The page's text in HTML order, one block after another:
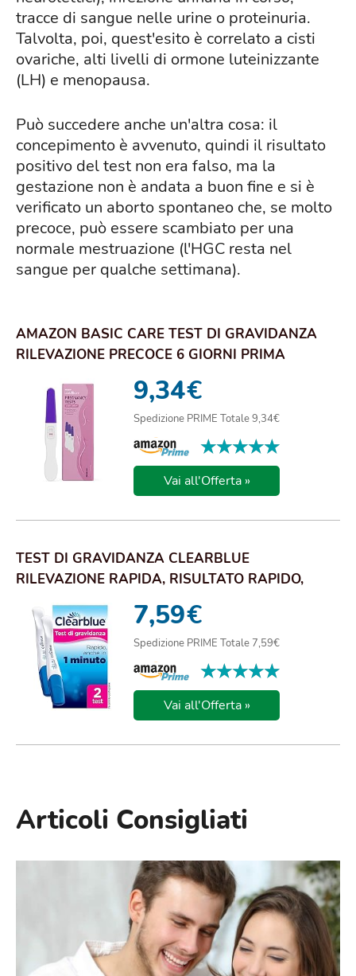
tracce di sangue nelle urine o proteinuria.
Talvolta, poi, quest'esito è correlato a cisti
ovariche, alti livelli di ormone luteinizzante
(LH) e menopausa.
Può succedere anche un'altra cosa: il
concepimento è avvenuto, quindi il risultato
positivo del test non era falso, ma la
gestazione non è andata a buon fine e si è
verificato un aborto spontaneo che, se molto
precoce, può essere scambiato per una
normale mestruazione (l'HGC resta nel
sangue per qualche settimana).
AMAZON BASIC CARE TEST DI GRAVIDANZA
RILEVAZIONE PRECOCE 6 GIORNI PRIMA
9,34€
Spedizione PRIME Totale 9,34€
★★★★★
★★★★★
Vai all'Offerta »
TEST DI GRAVIDANZA CLEARBLUE
RILEVAZIONE RAPIDA, RISULTATO RAPIDO,
ANCHE IN 1 MINUTO*, ...
7,59€
Spedizione PRIME Totale 7,59€
★★★★★
★★★★★
Vai all'Offerta »
Articoli Consigliati